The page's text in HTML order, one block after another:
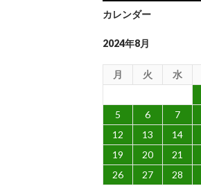
カレンダー
2024年8月
月 火 水
5
6 7
12
13 14
19
20 21
26
27 28